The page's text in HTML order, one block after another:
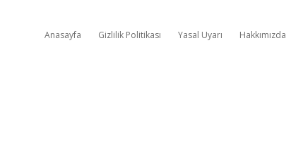
Anasayfa Gizlilik Politikası Yasal Uyarı Hakkımızda